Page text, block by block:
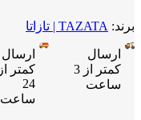
برند: TAZATA | تازاتا
ارسال
کمتر از 3
ساعت
ارسال
کمتر از
24
ساعت